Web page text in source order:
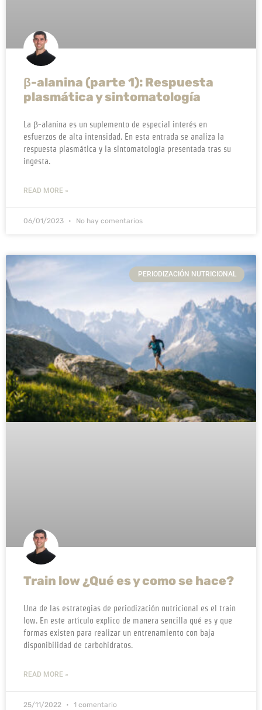
β-alanina (parte 1): Respuesta
plasmática y sintomatología
La β-alanina es un suplemento de especial interés en
esfuerzos de alta intensidad. En esta entrada se analiza la
respuesta plasmática y la sintomatología presentada tras su
ingesta.
READ MORE »
06/01/2023 No hay comentarios
PERIODIZACIÓN NUTRICIONAL
Train low ¿Qué es y como se hace?
Una de las estrategias de periodización nutricional es el train
low. En este artículo explico de manera sencilla qué es y que
formas existen para realizar un entrenamiento con baja
disponibilidad de carbohidratos.
READ MORE »
25/11/2022 1 comentario